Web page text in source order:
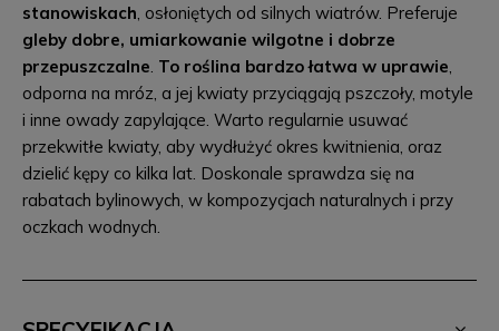
stanowiskach, osłoniętych od silnych wiatrów. Preferuje
gleby dobre, umiarkowanie wilgotne i dobrze
przepuszczalne. To roślina bardzo łatwa w uprawie,
odporna na mróz, a jej kwiaty przyciągają pszczoły, motyle
i inne owady zapylające. Warto regularnie usuwać
przekwitłe kwiaty, aby wydłużyć okres kwitnienia, oraz
dzielić kępy co kilka lat. Doskonale sprawdza się na
rabatach bylinowych, w kompozycjach naturalnych i przy
oczkach wodnych.